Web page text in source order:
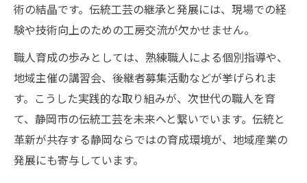
術の結晶です。伝統工芸の継承と発展には、現場での経
験や技術向上のための工房交流が欠かせません。
職人育成の歩みとしては、熟練職人による個別指導や、
地域主催の講習会、後継者募集活動などが挙げられま
す。こうした実践的な取り組みが、次世代の職人を育
て、静岡市の伝統工芸を未来へと繋いでいます。伝統と
革新が共存する静岡ならではの育成環境が、地域産業の
発展にも寄与しています。